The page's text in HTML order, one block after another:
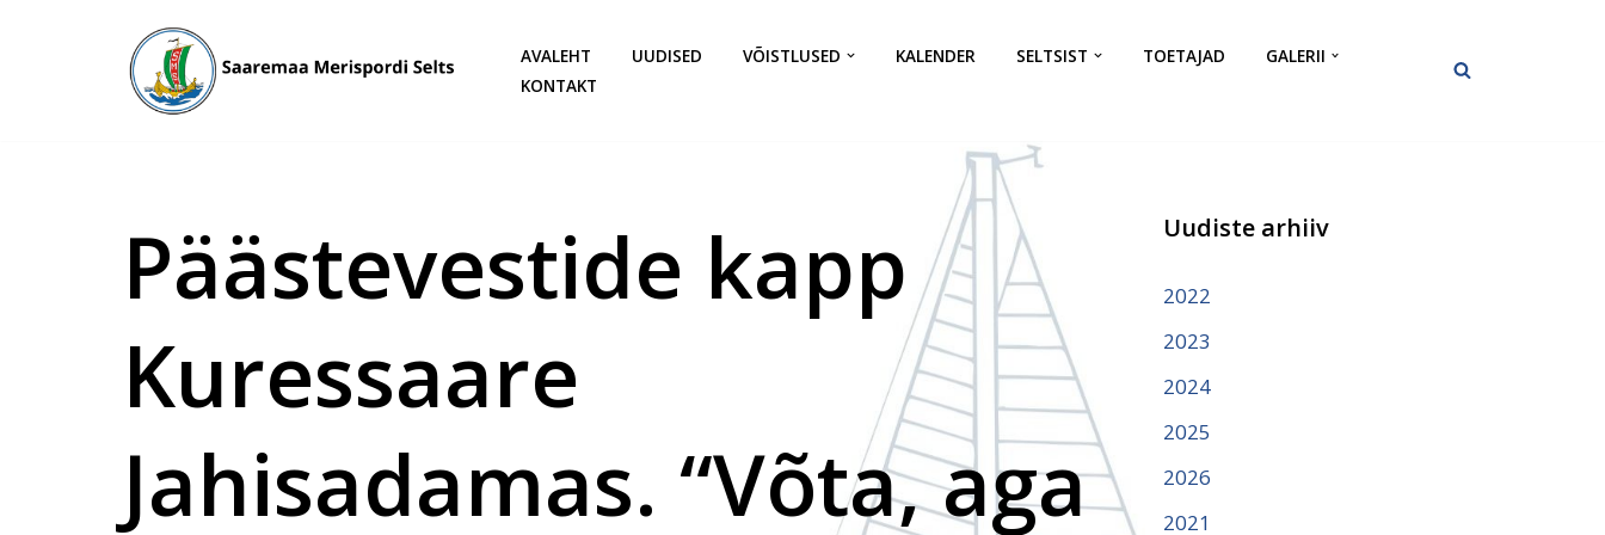
AVALEHT UUDISED VÕISTLUSED KALENDER SELTSIST TOETAJAD
GALERII
KONTAKT
Päästevestide kapp
Kuressaare
Jahisadamas. “Võta, aga
Uudiste arhiiv
2022
2023
2024
2025
2026
2021